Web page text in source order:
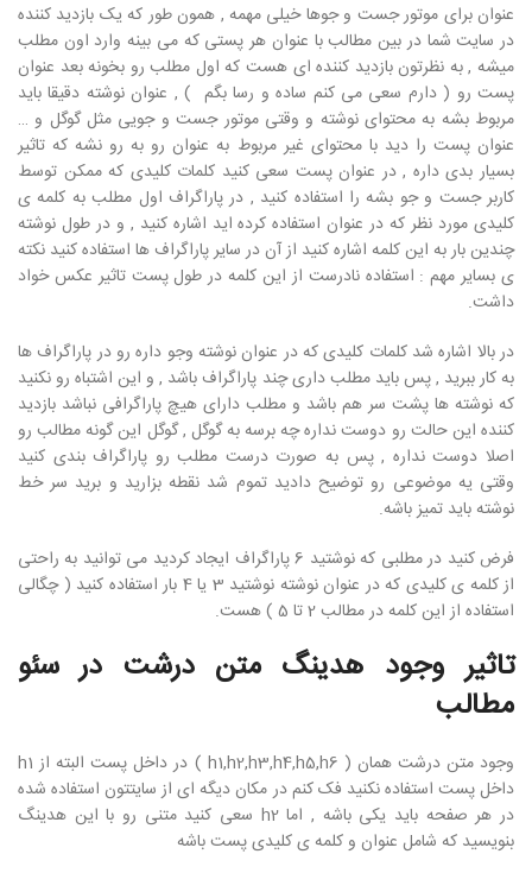
عنوان برای موتور جست و جوها خیلی مهمه , همون طور که یک بازدید کننده
در سایت شما در بین مطالب با عنوان هر پستی که می بینه وارد اون مطلب
میشه , به نظرتون بازدید کننده ای هست که اول مطلب رو بخونه بعد عنوان
پست رو ( دارم سعی می کنم ساده و رسا بگم ) , عنوان نوشته دقیقا باید
مربوط بشه به محتوای نوشته و وقتی موتور جست و جویی مثل گوگل و …
عنوان پست را دید با محتوای غیر مربوط به عنوان رو به رو نشه که تاثیر
بسیار بدی داره , در عنوان پست سعی کنید کلمات کلیدی که ممکن توسط
کاربر جست و جو بشه را استفاده کنید , در پاراگراف اول مطلب به کلمه ی
کلیدی مورد نظر که در عنوان استفاده کرده اید اشاره کنید , و در طول نوشته
چندین بار به این کلمه اشاره کنید از آن در سایر پاراگراف ها استفاده کنید نکته
ی بسایر مهم : استفاده نادرست از این کلمه در طول پست تاثیر عکس خواد
داشت.
در بالا اشاره شد کلمات کلیدی که در عنوان نوشته وجو داره رو در پاراگراف ها
به کار ببرید , پس باید مطلب داری چند پاراگراف باشد , و این اشتباه رو نکنید
که نوشته ها پشت سر هم باشد و مطلب دارای هیچ پاراگرافی نباشد بازدید
کننده این حالت رو دوست نداره چه برسه به گوگل , گوگل این گونه مطالب رو
اصلا دوست نداره , پس به صورت درست مطلب رو پاراگراف بندی کنید
وقتی یه موضوعی رو توضیح دادید تموم شد نقطه بزارید و برید سر خط
نوشته باید تمیز باشه.
فرض کنید در مطلبی که نوشتید 6 پاراگراف ایجاد کردید می توانید به راحتی
از کلمه ی کلیدی که در عنوان نوشته نوشتید 3 یا 4 بار استفاده کنید ( چگالی
استفاده از این کلمه در مطالب 2 تا 5 ) هست.
تاثیر وجود هدینگ متن درشت در سئو
مطالب
وجود متن درشت همان ( h1,h2,h3,h4,h5,h6 ) در داخل پست البته از h1
داخل پست استفاده نکنید فک کنم در مکان دیگه ای از سایتتون استفاده شده
در هر صفحه باید یکی باشه , اما h2 سعی کنید متنی رو با این هدینگ
بنویسید که شامل عنوان و کلمه ی کلیدی پست باشه